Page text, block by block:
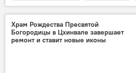
Футбол
Владикавказ
Храм Рождества Пресвятой
Богородицы в Цхинвале завершает
ремонт и ставит новые иконы